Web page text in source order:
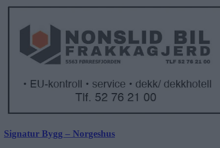
Signatur Bygg – Norgeshus